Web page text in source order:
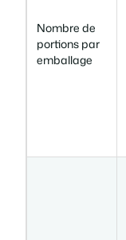
Nombre de
portions par
emballage